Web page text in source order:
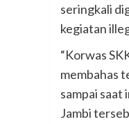
seringkali
kegiatan
“Korwas
membahas
sampai saat
Jambi